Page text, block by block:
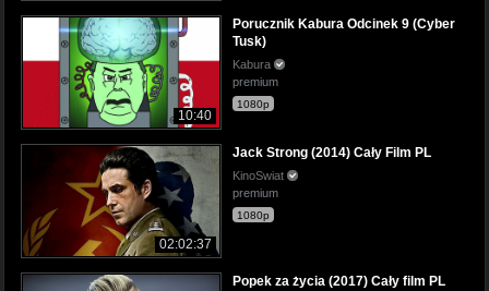
10:40
Porucznik Kabura Odcinek 9 (Cyber
Tusk)
Kabura
premium
1080p
02:02:37
Jack Strong (2014) Cały Film PL
KinoSwiat
premium
1080p
Popek za życia (2017) Cały film PL